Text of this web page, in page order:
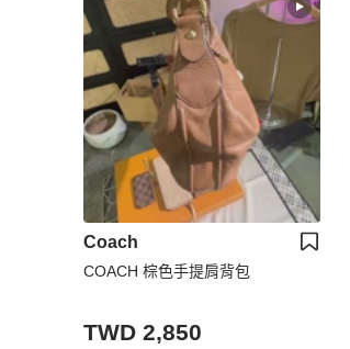
Coach
COACH 棕色手提肩背包
TWD 2,850